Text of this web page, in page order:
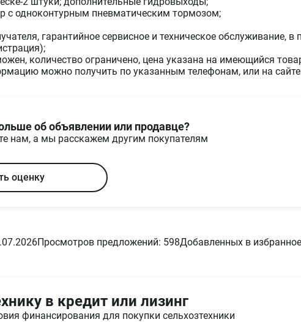
с одноконтурным пневматическим тормозом;
гарантийное сервисное и техническое обслуживание,
количество ограничено, цена указана на имеющийся
можно получить по указанным телефонам, или на
об объявлении или продавце?
нам, а мы расскажем другим покупателям
оценку
Просмотров предложений: 598Добавленных в
в кредит или лизинг
финансирования для покупки сельхозтехники